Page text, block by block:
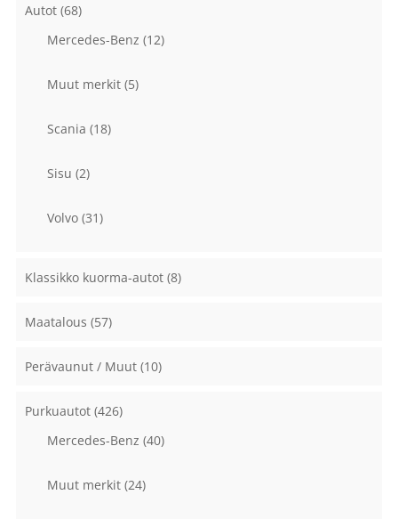
Autot (68)
Mercedes-Benz (12)
Muut merkit (5)
Scania (18)
Sisu (2)
Volvo (31)
Klassikko kuorma-autot (8)
Maatalous (57)
Perävaunut / Muut (10)
Purkuautot (426)
Mercedes-Benz (40)
Muut merkit (24)